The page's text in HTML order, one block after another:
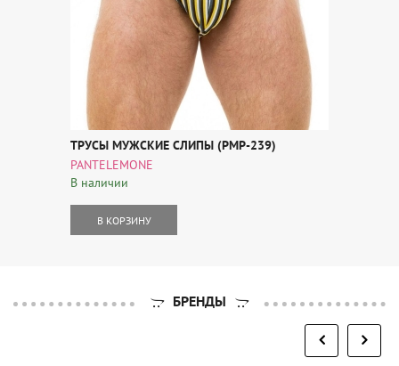
ТРУСЫ МУЖСКИЕ СЛИПЫ (PMP-239)
PANTELEMONE
В наличии
В КОРЗИНУ
БРЕНДЫ